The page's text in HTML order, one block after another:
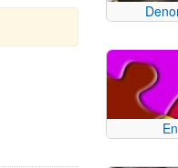
Use TAB para